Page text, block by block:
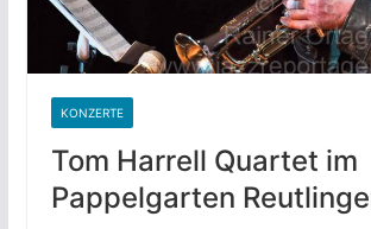
KONZERTE
Tom Harrell Quartet im
Pappelgarten